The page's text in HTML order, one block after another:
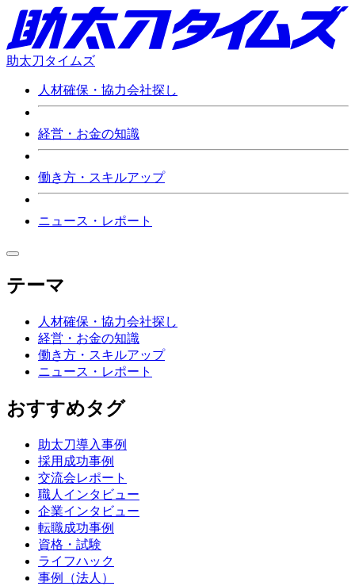
助太刀タイムズ
人材確保・協力会社探し
経営・お金の知識
働き方・スキルアップ
ニュース・レポート
テーマ
人材確保・協力会社探し
経営・お金の知識
働き方・スキルアップ
ニュース・レポート
おすすめタグ
助太刀導入事例
採用成功事例
交流会レポート
職人インタビュー
企業インタビュー
転職成功事例
資格・試験
ライフハック
事例（法人）